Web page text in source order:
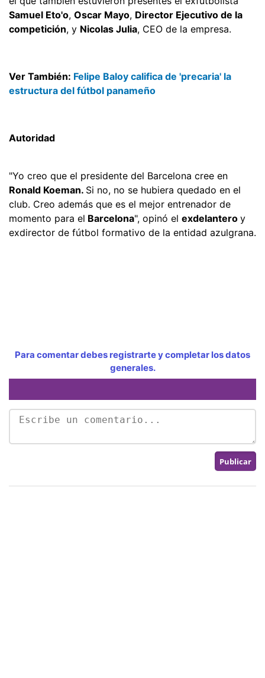
Samuel Eto'o, Oscar Mayo, Director Ejecutivo de la
competición, y Nicolas Julia, CEO de la empresa.
Ver También: Felipe Baloy califica de 'precaria' la
estructura del fútbol panameño
Autoridad
"Yo creo que el presidente del Barcelona cree en
Ronald Koeman. Si no, no se hubiera quedado en el
club. Creo además que es el mejor entrenador de
momento para el Barcelona", opinó el exdelantero y
exdirector de fútbol formativo de la entidad azulgrana.
Para comentar debes registrarte y completar los datos
generales.